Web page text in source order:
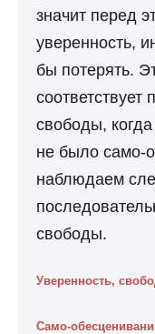
значит перед
уверенность,
бы потерять.
соответствует
свободы,
не было само-
наблюдаем
свободы.
Уверенность,
Само-